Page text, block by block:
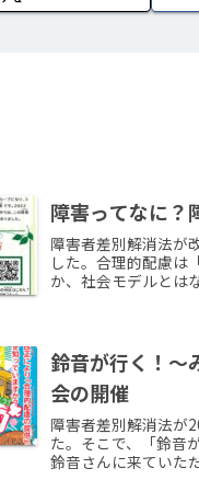
障害ってなに？
障害者差別解消法が
した。合理的配慮は
か、社会モデルと
鈴音が行く！〜
会の開催
障害者差別解消法が
た。そこで、「鈴音
鈴音さんに来ていた